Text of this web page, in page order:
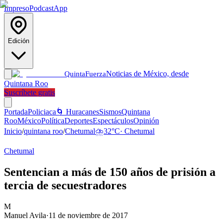
ImpresoPodcastApp
Edición
QuintaFuerzaNoticias de México, desde
Quintana Roo
Suscríbete gratis
PortadaPoliciaca 🌀 HuracanesSismosQuintana
RooMéxicoPolíticaDeportesEspectáculosOpinión
Inicio/quintana roo/Chetumal⛈️32°C· Chetumal
Chetumal
Sentencian a más de 150 años de prisión a
tercia de secuestradores
M
Manuel Avila·11 de noviembre de 2017